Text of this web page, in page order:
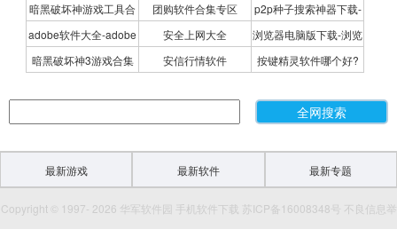
暗黑破坏神游戏工具合
集
团购软件合集专区
p2p种子搜索神器下载-
P2P种子搜索神器专题
adobe软件大全-adobe
全系列软件下载-adobe
安全上网大全
浏览器电脑版下载-浏览
器下载合集
暗黑破坏神3游戏合集 安信行情软件
按键精灵软件哪个好?
最新游戏 最新软件 最新专题
Copyright © 1997- 2026 华军软件园 手机软件下载 苏ICP备16008348号 不良信息举